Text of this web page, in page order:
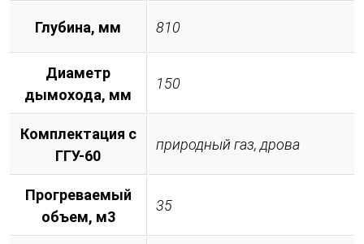
Глубина, мм 810
Диаметр
дымохода, мм
150
Комплектация с
ГГУ-60
природный газ, дрова
Прогреваемый
объем, м3
35